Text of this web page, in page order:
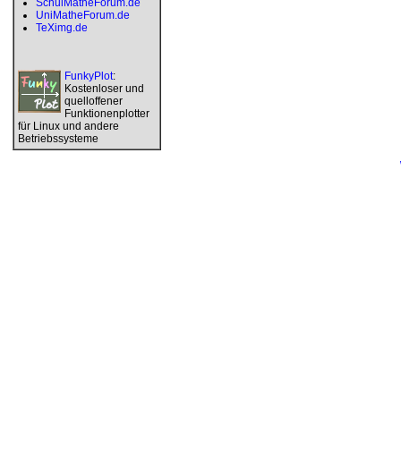
SchulMatheForum.de
UniMatheForum.de
TeXimg.de
FunkyPlot:
Kostenloser und
quelloffener
Funktionenplotter
für Linux und andere
Betriebssysteme